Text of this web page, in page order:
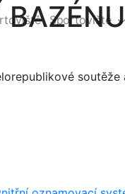
Sportoviště